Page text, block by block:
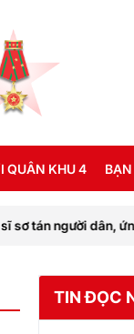
QUÂN KHU 4
phó với nguy cơ sạt lở
TIN ĐỌC